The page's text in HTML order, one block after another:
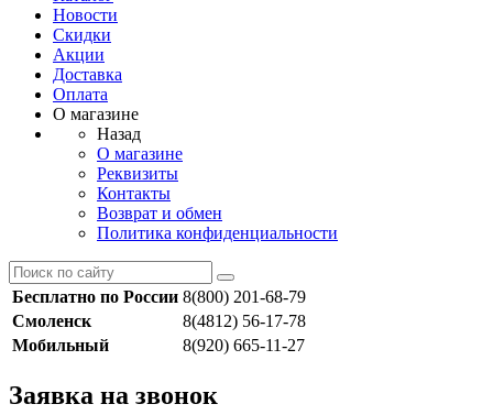
Новости
Скидки
Акции
Доставка
Оплата
О магазине
Назад
О магазине
Реквизиты
Контакты
Возврат и обмен
Политика конфиденциальности
Бесплатно по России 8(800) 201-68-79
Смоленск
8(4812) 56-17-78
Мобильный
8(920) 665-11-27
Заявка на звонок